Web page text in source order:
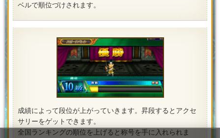
ベルで順位づけされます。
成績によって段位が上がっていきます。昇段するとアクセ
サリーをゲットできます。
全国ランキングの順位を上げると称号を手に入れられま